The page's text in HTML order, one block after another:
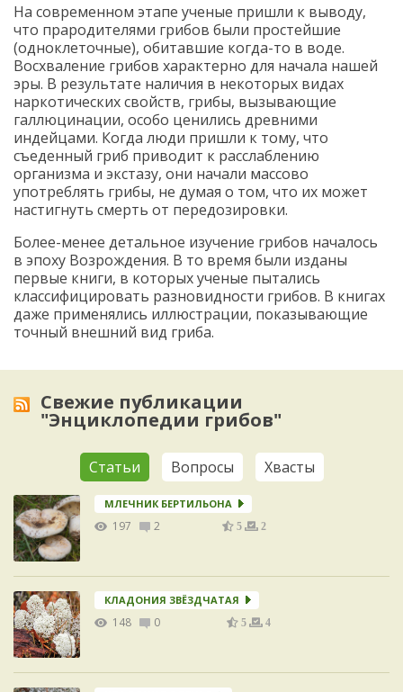
На современном этапе ученые пришли к выводу,
что прародителями грибов были простейшие
(одноклеточные), обитавшие когда-то в воде.
Восхваление грибов характерно для начала нашей
эры. В результате наличия в некоторых видах
наркотических свойств, грибы, вызывающие
галлюцинации, особо ценились древними
индейцами. Когда люди пришли к тому, что
съеденный гриб приводит к расслаблению
организма и экстазу, они начали массово
употреблять грибы, не думая о том, что их может
настигнуть смерть от передозировки.
Более-менее детальное изучение грибов началось
в эпоху Возрождения. В то время были изданы
первые книги, в которых ученые пытались
классифицировать разновидности грибов. В книгах
даже применялись иллюстрации, показывающие
точный внешний вид гриба.
Свежие публикации
"Энциклопедии грибов"
Статьи Вопросы Хвасты
МЛЕЧНИК БЕРТИЛЬОНА
197 2 5 2
КЛАДОНИЯ ЗВЁЗДЧАТАЯ
148 0 5 4